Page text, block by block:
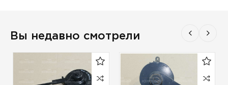
Вы недавно смотрели